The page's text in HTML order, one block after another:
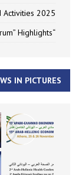
Activities 2025
“14th Arab-Hellenic Economic Forum” Highlights
IN PICTURES